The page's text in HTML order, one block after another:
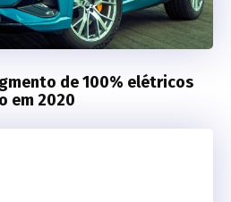
de 100% elétricos
em 2020